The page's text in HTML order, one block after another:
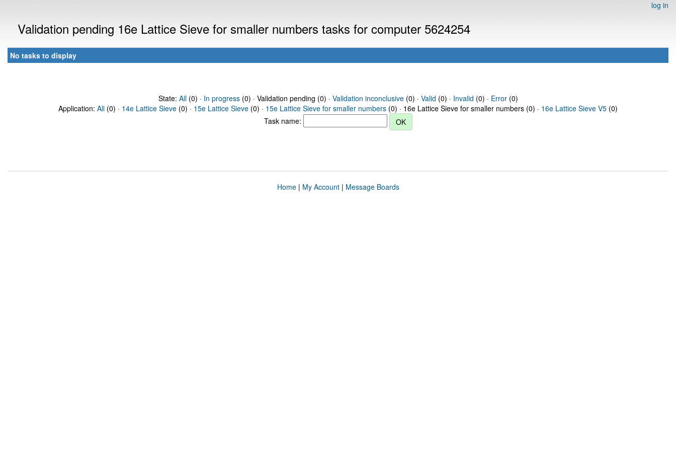
log in
Validation pending 16e Lattice Sieve for smaller numbers tasks for computer 5624254
No tasks to display
State: All(0) · In progress(0) · Validation pending (0) · Validation inconclusive(0) · Valid (0) · Invalid (0) · Error(0)
Application: All (0) · 14e Lattice Sieve (0) · 15e Lattice Sieve (0) · 15e Lattice Sieve for smaller numbers (0) · 16e Lattice Sieve for smaller numbers (0) · 16e Lattice Sieve V5 (0)
Task name:
Home| My Account| Message Boards